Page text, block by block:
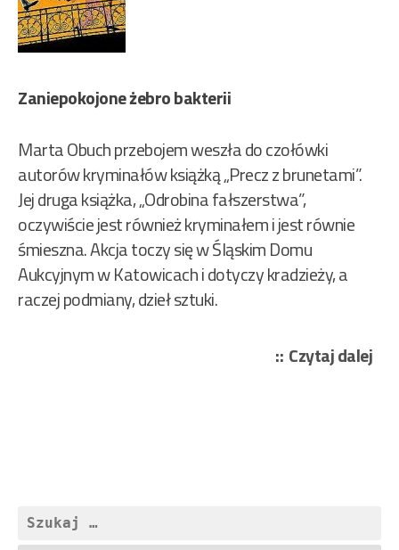
Zaniepokojone żebro bakterii
Marta Obuch przebojem weszła do czołówki
autorów kryminałów książką „Precz z brunetami”.
Jej druga książka, „Odrobina fałszerstwa”,
oczywiście jest również kryminałem i jest równie
śmieszna. Akcja toczy się w Śląskim Domu
Aukcyjnym w Katowicach i dotyczy kradzieży, a
raczej podmiany, dzieł sztuki.
Czytaj dalej
Szukaj: